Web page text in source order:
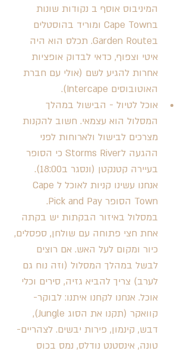
המיניבוס אוסף ב נקודות שונות
בCape Town ומוריד בהוסטלים
בGarden Route. תכלס הוא היה
איטי וצפוף, כדאי לבדוק אופציות
אחרות להגיע לשם (אולי עם חברת
האוטובוסים Intercape).
אוכל לטיול - הבישול במהלך
המסלול הוא עצמאי. חשוב להקנות
מצרכים לבישול ולארוחות לפני
ההגעה לStorms River כי הסופר
בעיירה קטנקטן (ונסגר ב18:00).
אנחנו עשינו קניות לאוכל לCape
Town הסופר Pick and Pay.
במסלול באיזור הבקתות יש בקתה
אחת חצי פתוחה עם שולחן, ספסלים,
כיור ומקום לעל האש. אם רוצים
לבשל במהלך המסלול (וזה נוח גם
לערב) צריך להביא גזיה, סירים וכלי
אוכל. אנחנו לקחנו איתנו: לבוקר-
קוואקר (תקנו את הסוג Jungle),
דבש, קינמון, פירות יבשים. לצהריים-
טונה, אינסטנט נודלס, נמס בכוס